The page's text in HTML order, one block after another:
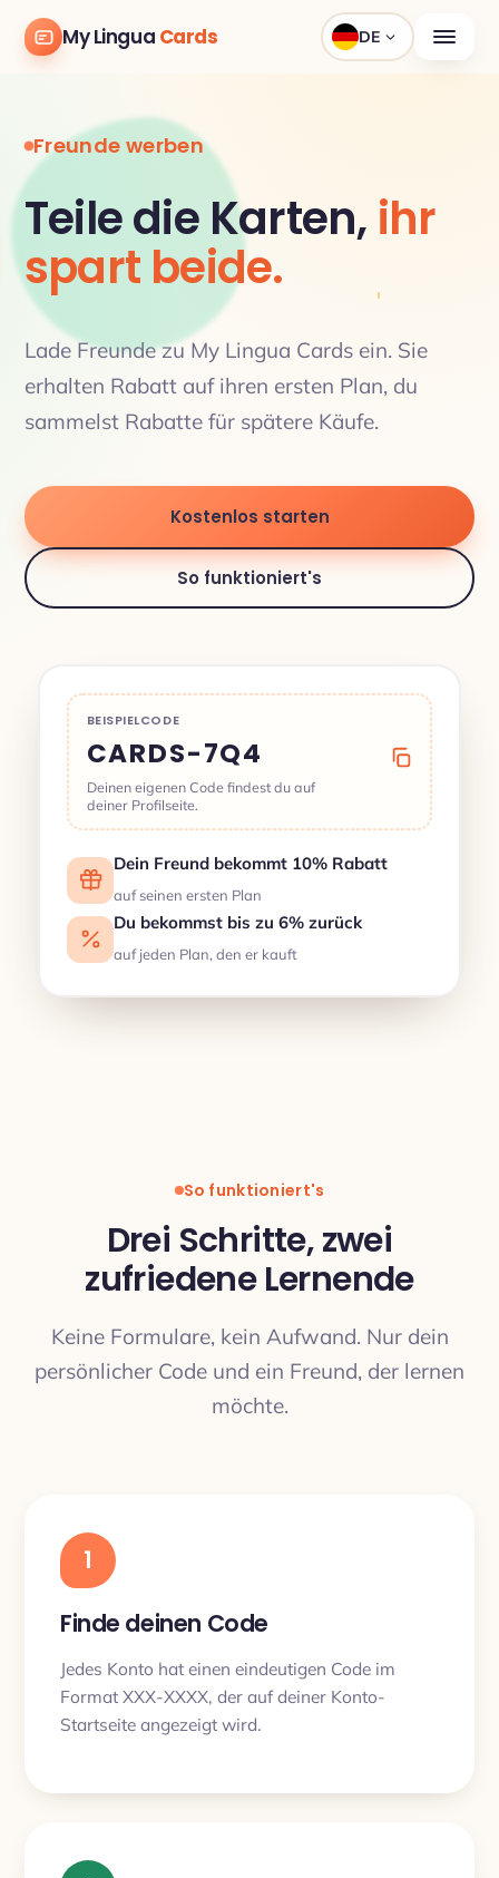
My Lingua Cards DE
Freunde werben
Teile die Karten, ihr
spart beide.
Lade Freunde zu My Lingua Cards ein. Sie
erhalten Rabatt auf ihren ersten Plan, du
sammelst Rabatte für spätere Käufe.
Kostenlos starten
So funktioniert's
BEISPIELCODE
CARDS-7Q4
Deinen eigenen Code findest du auf
deiner Profilseite.
Dein Freund bekommt 10% Rabatt
auf seinen ersten Plan
Du bekommst bis zu 6% zurück
auf jeden Plan, den er kauft
So funktioniert's
Drei Schritte, zwei
zufriedene Lernende
Keine Formulare, kein Aufwand. Nur dein
persönlicher Code und ein Freund, der lernen
möchte.
1
Finde deinen Code
Jedes Konto hat einen eindeutigen Code im
Format XXX-XXXX, der auf deiner Konto-
Startseite angezeigt wird.